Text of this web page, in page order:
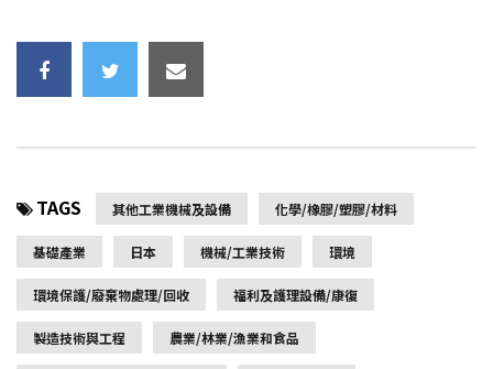
TAGS 其他工業機械及設備 化學/橡膠/塑膠/材料
基礎產業 日本 機械/工業技術 環境
環境保護/廢棄物處理/回收 福利及護理設備/康復
製造技術與工程 農業/林業/漁業和食品